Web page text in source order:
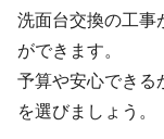
洗面台交換の工事
ができます。
予算や安心できる
を選びましょう。